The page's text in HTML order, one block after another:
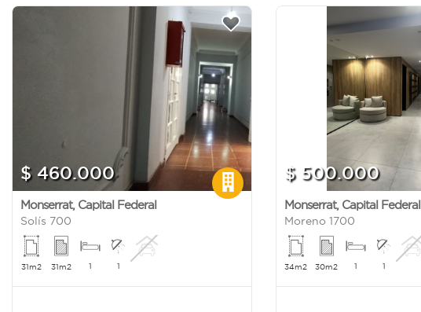
$ 460.000
Monserrat, Capital Federal
Solís 700
31m2 31m2 1 1
$ 500.000
Monserrat, Capital Federal
Moreno 1700
34m2 30m2 1 1